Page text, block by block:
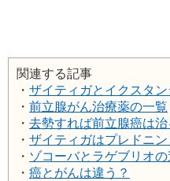
関連する記事
・ ザイティガとイクスタ
・ 前立腺がん治療薬の一覧
・ 去勢すれば前立腺癌は治
・ ザイティガはプレドニ
・ ゾコーバとラゲブリオの
・ 癌とがんは違う？